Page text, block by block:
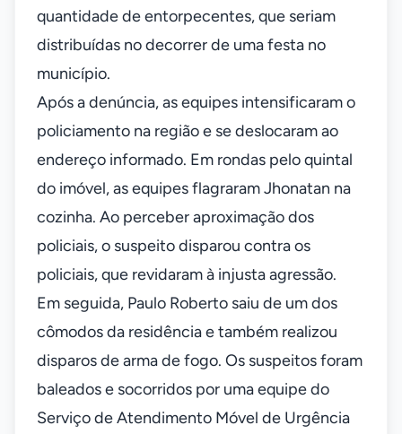
quantidade de entorpecentes, que seriam
distribuídas no decorrer de uma festa no
município.
Após a denúncia, as equipes intensificaram o
policiamento na região e se deslocaram ao
endereço informado. Em rondas pelo quintal
do imóvel, as equipes flagraram Jhonatan na
cozinha. Ao perceber aproximação dos
policiais, o suspeito disparou contra os
policiais, que revidaram à injusta agressão.
Em seguida, Paulo Roberto saiu de um dos
cômodos da residência e também realizou
disparos de arma de fogo. Os suspeitos foram
baleados e socorridos por uma equipe do
Serviço de Atendimento Móvel de Urgência